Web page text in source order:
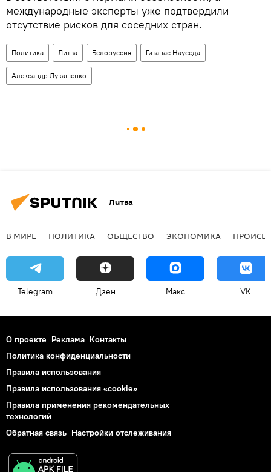
международные эксперты уже подтвердили
отсутствие рисков для соседних стран.
Политика Литва Белоруссия Гитанас Науседа
Александр Лукашенко
Литва
В МИРЕ ПОЛИТИКА ОБЩЕСТВО ЭКОНОМИКА
Telegram Дзен Макс VK
О проекте Реклама Контакты
Политика конфиденциальности
Правила использования
Правила использования «cookie»
Правила применения рекомендательных
технологий
Обратная связь Настройки отслеживания